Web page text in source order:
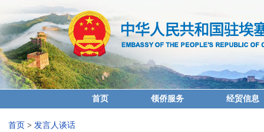
首页 领侨服务 经贸信息
首页 > 发言人谈话